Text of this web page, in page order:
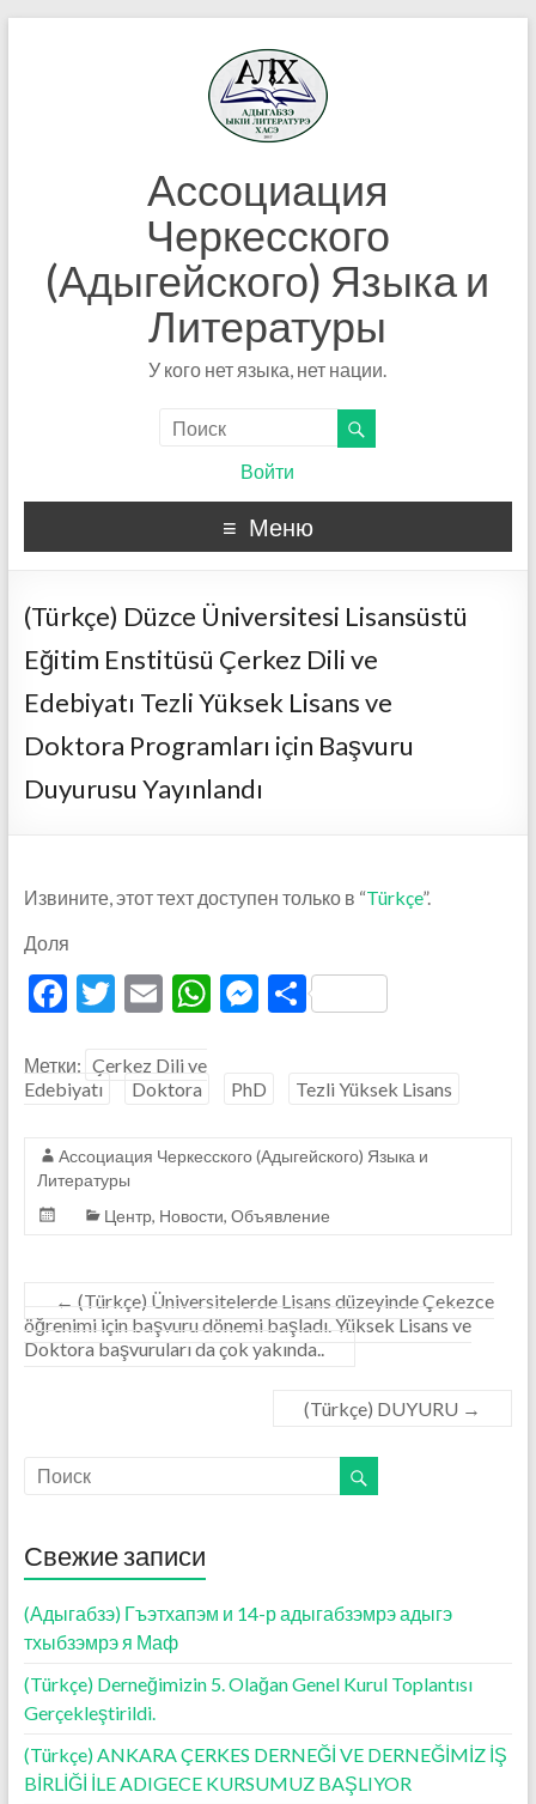
Ассоциация
Черкесского
(Адыгейского) Языка и
Литературы
У кого нет языка, нет нации.
Войти
Меню
(Türkçe) Düzce Üniversitesi Lisansüstü
Eğitim Enstitüsü Çerkez Dili ve
Edebiyatı Tezli Yüksek Lisans ve
Doktora Programları için Başvuru
Duyurusu Yayınlandı
Извините, этот техт доступен только в “Türkçe”.
Доля
F
e
b
o
o
T
itt
er
E
ai
l
W
A
p
M
n
g
О
а
в
ть
Метки: Çerkez Dili ve
Edebiyatı
Doktora PhD Tezli Yüksek Lisans
Ассоциация Черкесского (Адыгейского) Языка и
Литературы
Центр, Новости, Объявление
← (Türkçe) Üniversitelerde Lisans düzeyinde Çekezce
öğrenimi için başvuru dönemi başladı. Yüksek Lisans ve
Doktora başvuruları da çok yakında..
(Türkçe) DUYURU →
Свежие записи
(Адыгабзэ) Гъэтхапэм и 14-р адыгабзэмрэ адыгэ
тхыбзэмрэ я Маф
(Türkçe) Derneğimizin 5. Olağan Genel Kurul Toplantısı
Gerçekleştirildi.
(Türkçe) ANKARA ÇERKES DERNEĞİ VE DERNEĞİMİZ İŞ
BİRLİĞİ İLE ADIGECE KURSUMUZ BAŞLIYOR